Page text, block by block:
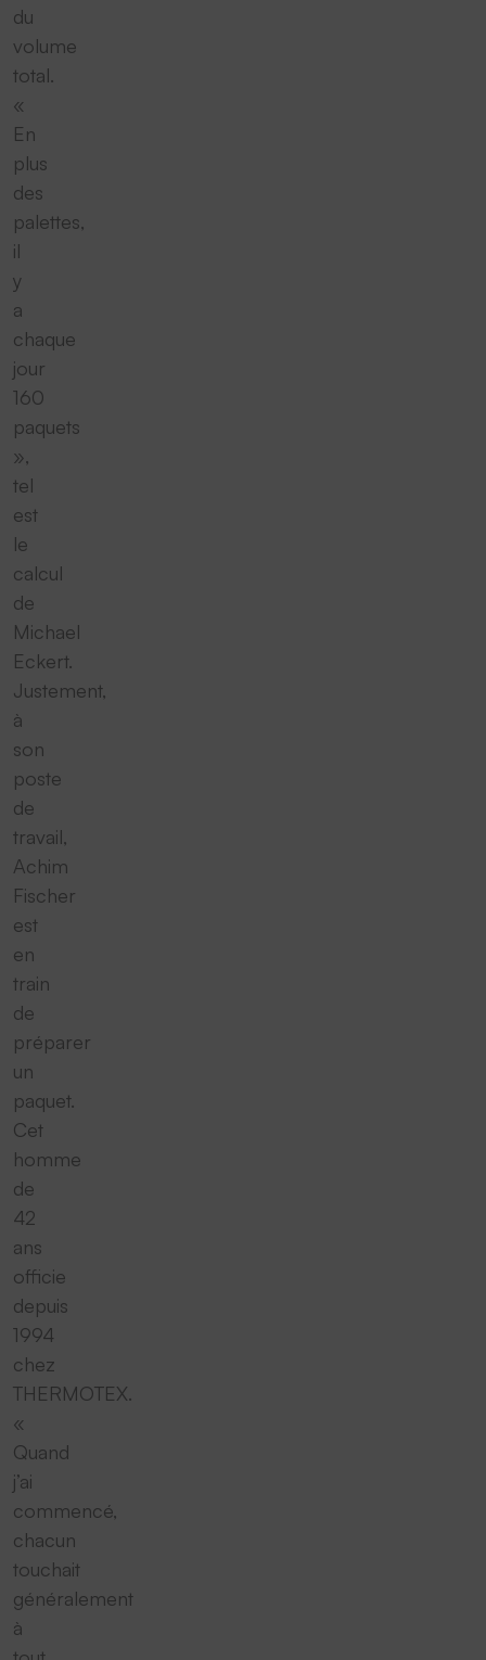
du
volume
total.
«
En
plus
des
palettes,
il
y
a
chaque
jour
160
paquets
»,
tel
est
le
calcul
de
Michael
Eckert.
Justement,
à
son
poste
de
travail,
Achim
Fischer
est
en
train
de
préparer
un
paquet.
Cet
homme
de
42
ans
officie
depuis
1994
chez
THERMOTEX.
«
Quand
j’ai
commencé,
chacun
touchait
généralement
à